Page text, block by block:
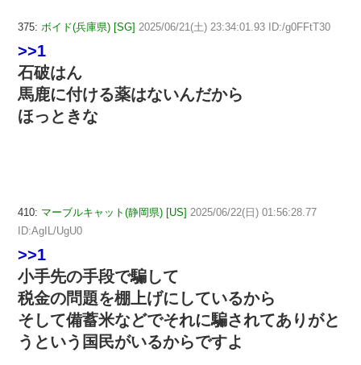
375: ボイド(兵庫県) [SG] 2025/06/21(土) 23:34:01.93 ID:/g0FFtT30
>>1
石破はん
馬鹿に付ける薬はないんだから
ほっときな
410: マーブルキャット(静岡県) [US] 2025/06/22(日) 01:56:28.77
ID:AgIL/UgU0
>>1
小手先の手段で騙して
税金の問題を棚上げにしているから
そして備蓄米などでそれに騙されてありがと
うという国民がいるからですよ